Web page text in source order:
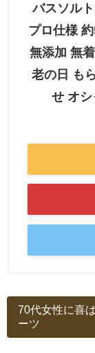
バスソル
プロ仕様
無添加 無
老の日 も
せ オ
70代女性に喜
ーツ